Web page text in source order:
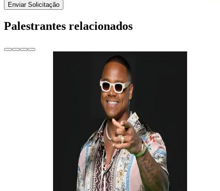
Enviar Solicitação
Palestrantes relacionados